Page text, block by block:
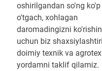
oshirilgandan so'ng
o'tgach, xohlagan
daromadingizni
uchun biz
doimiy texnik va
yordamni taklif qilamiz.